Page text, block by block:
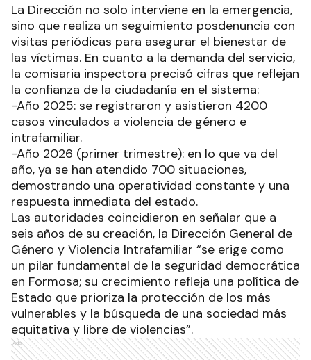
La Dirección no solo interviene en la emergencia,
sino que realiza un seguimiento posdenuncia con
visitas periódicas para asegurar el bienestar de
las víctimas. En cuanto a la demanda del servicio,
la comisaria inspectora precisó cifras que reflejan
la confianza de la ciudadanía en el sistema:
-Año 2025: se registraron y asistieron 4200
casos vinculados a violencia de género e
intrafamiliar.
-Año 2026 (primer trimestre): en lo que va del
año, ya se han atendido 700 situaciones,
demostrando una operatividad constante y una
respuesta inmediata del estado.
Las autoridades coincidieron en señalar que a
seis años de su creación, la Dirección General de
Género y Violencia Intrafamiliar “se erige como
un pilar fundamental de la seguridad democrática
en Formosa; su crecimiento refleja una política de
Estado que prioriza la protección de los más
vulnerables y la búsqueda de una sociedad más
equitativa y libre de violencias”.
Ads